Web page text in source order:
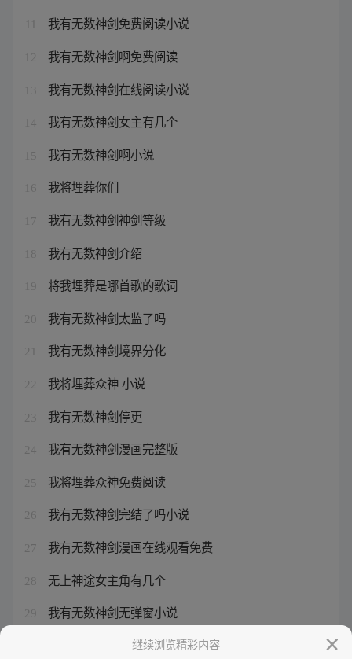
我有无数神剑免费阅读小说
12 我有无数神剑啊免费阅读
13 我有无数神剑在线阅读小说
14 我有无数神剑女主有几个
15 我有无数神剑啊小说
16 我将埋葬你们
17 我有无数神剑神剑等级
18 我有无数神剑介绍
19 将我埋葬是哪首歌的歌词
20 我有无数神剑太监了吗
21 我有无数神剑境界分化
22 我将埋葬众神 小说
23 我有无数神剑停更
24 我有无数神剑漫画完整版
25 我将埋葬众神免费阅读
26 我有无数神剑完结了吗小说
27 我有无数神剑漫画在线观看免费
28 无上神途女主角有几个
29 我有无数神剑无弹窗小说
我有无数神剑漫画在线观看全集
继续浏览精彩内容